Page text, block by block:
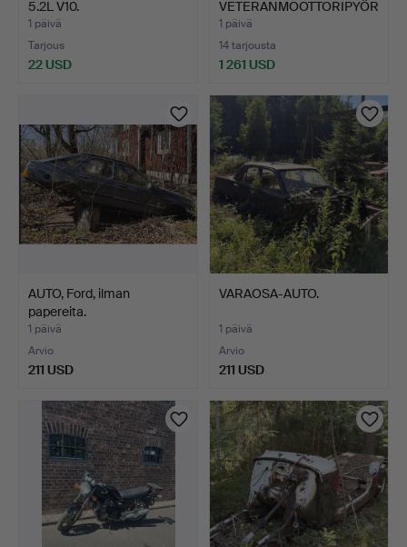
5.2L V10.
1 päivä
Tarjous
22 USD
VETERANMOOTTORIPYÖR
Ä, Apollo 69 JB. 1953.
1 päivä
14 tarjousta
1 261 USD
esine
AUTO, Ford, ilman
papereita.
1 päivä
Arvio
211 USD
VARAOSA-AUTO.
1 päivä
Arvio
211 USD